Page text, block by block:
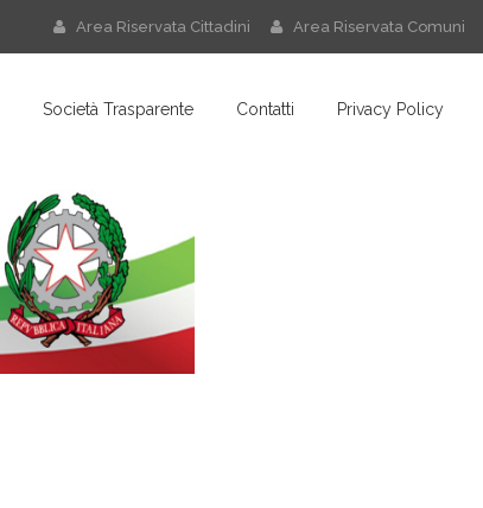
Area Riservata Cittadini Area Riservata Comuni
Società Trasparente Contatti Privacy Policy